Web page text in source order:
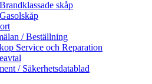
Brandklassade skåp
Gasolskåp
/ Beställning
Service och Reparation
/ Säkerhetsdatablad